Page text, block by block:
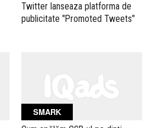
Twitter lanseaza platforma de
publicitate "Promoted Tweets"
SMARK